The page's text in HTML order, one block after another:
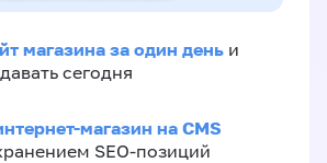
магазина за один день и
сегодня
магазин на CMS
SEO-позиций